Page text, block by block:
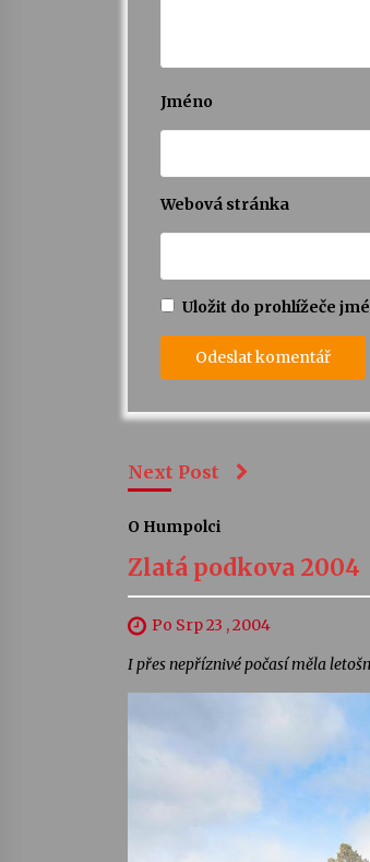
Jméno
Webová stránka
Uložit do prohlížeče
Next Post
O Humpolci
Zlatá podkova 2004
Po Srp 23 , 2004
I přes nepříznivé počasí měla